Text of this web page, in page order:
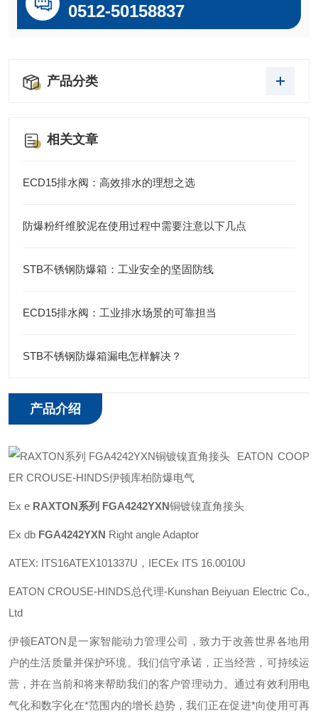
0512-50158837
产品分类
相关文章
ECD15排水阀：高效排水的理想之选
防爆粉纤维胶泥在使用过程中需要注意以下几点
STB不锈钢防爆箱：工业安全的坚固防线
ECD15排水阀：工业排水场景的可靠担当
STB不锈钢防爆箱漏电怎样解决？
产品介绍
EATON COOP
ER CROUSE-HINDS伊顿库柏防爆电气
Ex e RAXTON系列 FGA4242YXN铜镀镍直角接头
Ex db FGA4242YXN Right angle Adaptor
ATEX: ITS16ATEX101337U，IECEx ITS 16.0010U
EATON CROUSE-HINDS总代理-Kunshan Beiyuan Electric Co.,
Ltd
伊顿EATON是一家智能动力管理公司，致力于改善世界各地用
户的生活质量并保护环境。我们信守承诺，正当经营，可持续运
营，并在当前和将来帮助我们的客户管理动力。通过有效利用电
气化和数字化在*范围内的增长趋势，我们正在促进*向使用可再